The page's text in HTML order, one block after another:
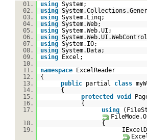
01. using System;
02.
using
03.
using System.Linq;
04.
using System.Web;
05.
using System.Web.UI;
06.
using
07.
using System.IO;
08.
using System.Data;
09.
using
Excel;
10.
11.
namespace
ExcelReader
12.
{
13.
public partial class
14.
{
15.
protected void
16.
{
17.
using
18.
{
19.